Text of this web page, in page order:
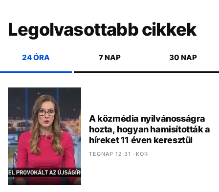
Legolvasottabb cikkek
24 ÓRA 7 NAP 30 NAP
A közmédia nyilvánosságra
hozta, hogyan hamisították a
híreket 11 éven keresztül
TEGNAP 12:31 -KOR